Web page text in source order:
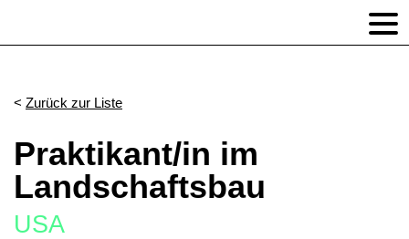
Zurück zur Liste
Praktikant/in im
Landschaftsbau
USA